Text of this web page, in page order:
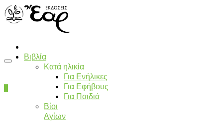
Βιβλία
Κατά ηλικία
Για Ενήλικες
Για Εφήβους
Για Παιδιά
Βίοι
Αγίων